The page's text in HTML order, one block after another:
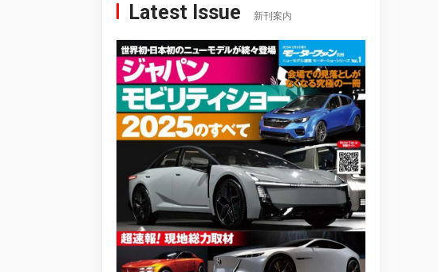
Latest Issue 新刊案内